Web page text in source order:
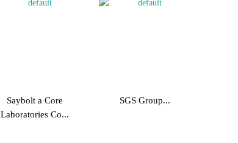
Saybolt a Core
Laboratories Co...
SGS Group...